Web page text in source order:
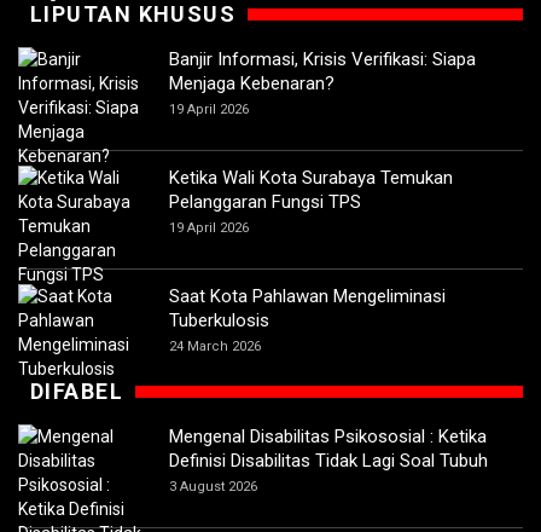
LIPUTAN KHUSUS
Banjir Informasi, Krisis Verifikasi: Siapa
Menjaga Kebenaran?
19 April 2026
Ketika Wali Kota Surabaya Temukan
Pelanggaran Fungsi TPS
19 April 2026
Saat Kota Pahlawan Mengeliminasi
Tuberkulosis
24 March 2026
DIFABEL
Mengenal Disabilitas Psikososial : Ketika
Definisi Disabilitas Tidak Lagi Soal Tubuh
3 August 2026